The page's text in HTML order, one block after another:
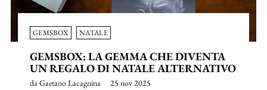
GEMSBOX NATALE
GEMSBOX: LA GEMMA CHE DIVENTA
UN REGALO DI NATALE ALTERNATIVO
da Gaetano Lacagnina 25 nov 2025